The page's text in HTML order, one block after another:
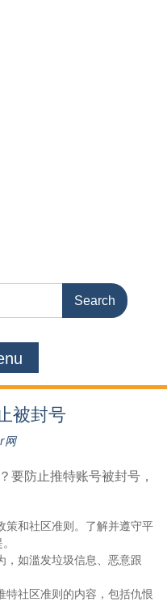
被封号
网
要防止推特账号被封号，
策和社区准则。了解并遵守平
，如滥发垃圾信息、恶意跟
特社区准则的内容，包括仇恨